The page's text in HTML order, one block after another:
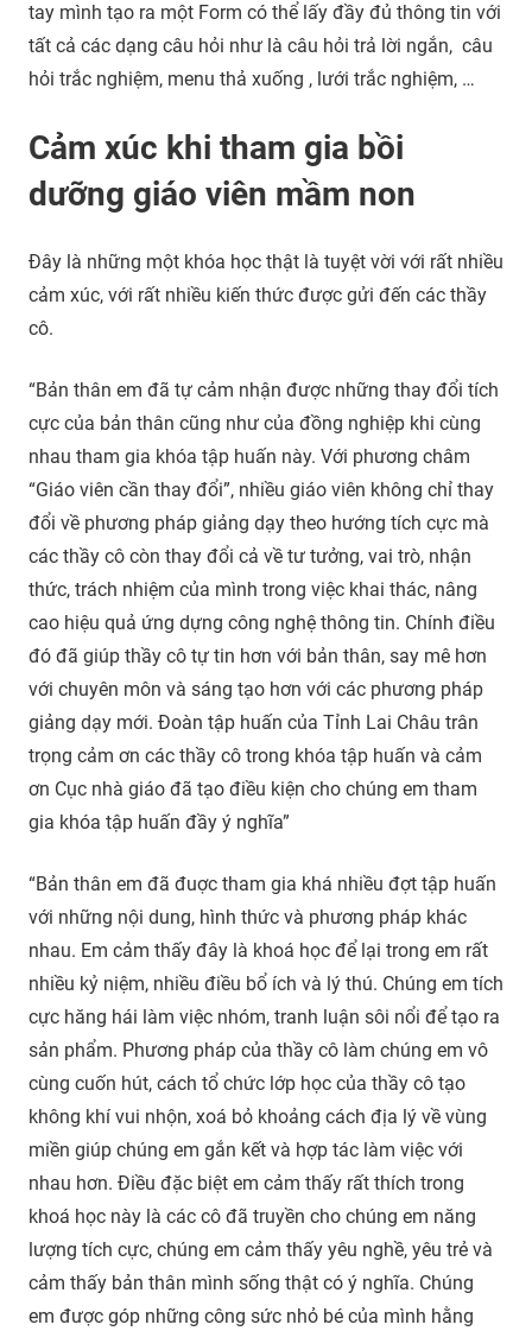
tay mình tạo ra một Form có thể lấy đầy đủ thông tin với
tất cả các dạng câu hỏi như là câu hỏi trả lời ngắn, câu
hỏi trắc nghiệm, menu thả xuống , lưới trắc nghiệm, …
Cảm xúc khi tham gia bồi
dưỡng giáo viên mầm non
Đây là những một khóa học thật là tuyệt vời với rất nhiều
cảm xúc, với rất nhiều kiến thức được gửi đến các thầy
cô.
“Bản thân em đã tự cảm nhận được những thay đổi tích
cực của bản thân cũng như của đồng nghiệp khi cùng
nhau tham gia khóa tập huấn này. Với phương châm
“Giáo viên cần thay đổi”, nhiều giáo viên không chỉ thay
đổi về phương pháp giảng dạy theo hướng tích cực mà
các thầy cô còn thay đổi cả về tư tưởng, vai trò, nhận
thức, trách nhiệm của mình trong việc khai thác, nâng
cao hiệu quả ứng dựng công nghệ thông tin. Chính điều
đó đã giúp thầy cô tự tin hơn với bản thân, say mê hơn
với chuyên môn và sáng tạo hơn với các phương pháp
giảng dạy mới. Đoàn tập huấn của Tỉnh Lai Châu trân
trọng cảm ơn các thầy cô trong khóa tập huấn và cảm
ơn Cục nhà giáo đã tạo điều kiện cho chúng em tham
gia khóa tập huấn đầy ý nghĩa”
“Bản thân em đã đuợc tham gia khá nhiều đợt tập huấn
với những nội dung, hình thức và phương pháp khác
nhau. Em cảm thấy đây là khoá học để lại trong em rất
nhiều kỷ niệm, nhiều điều bổ ích và lý thú. Chúng em tích
cực hăng hái làm việc nhóm, tranh luận sôi nổi để tạo ra
sản phẩm. Phương pháp của thầy cô làm chúng em vô
cùng cuốn hút, cách tổ chức lớp học của thầy cô tạo
không khí vui nhộn, xoá bỏ khoảng cách địa lý về vùng
miền giúp chúng em gắn kết và hợp tác làm việc với
nhau hơn. Điều đặc biệt em cảm thấy rất thích trong
khoá học này là các cô đã truyền cho chúng em năng
lượng tích cực, chúng em cảm thấy yêu nghề, yêu trẻ và
cảm thấy bản thân mình sống thật có ý nghĩa. Chúng
em được góp những công sức nhỏ bé của mình hằng